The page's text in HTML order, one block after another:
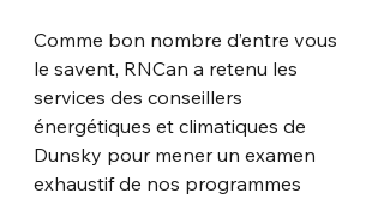
Comme bon nombre d’entre vous
le savent, RNCan a retenu les
services des conseillers
énergétiques et climatiques de
Dunsky pour mener un examen
exhaustif de nos programmes